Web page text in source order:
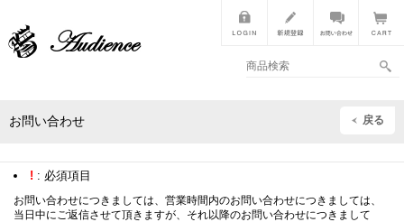
お問い合わせ 戻る
! : 必須項目
お問い合わせにつきましては、営業時間内のお問い合わせにつきましては、
当日中にご返信させて頂きますが、それ以降のお問い合わせにつきまして